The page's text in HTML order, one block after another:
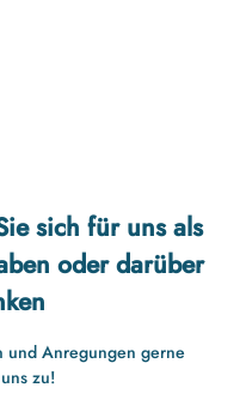
sich für uns als
oder darüber
und Anregungen gerne
zu!